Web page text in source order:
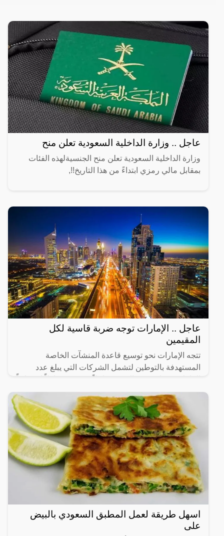
عاجل .. وزارة الداخلية السعودية تعلن منح
وزارة الداخلية السعودية تعلن منح الجنسيةلهذه الفئات
بمقابل مالي رمزي ابتداءً من هذا التاريخ!!,
عاجل .. الإمارات توجه ضربة قاسية لكل
المقيمين
تتجه الإمارات نحو توسيع قاعدة المنشآت الخاصة
المستهدفة بالتوطين لتشمل الشركات التي يبلغ عدد
رئيساً تم
اسهل طريقة لعمل المطبق السعودي بالبيض
على